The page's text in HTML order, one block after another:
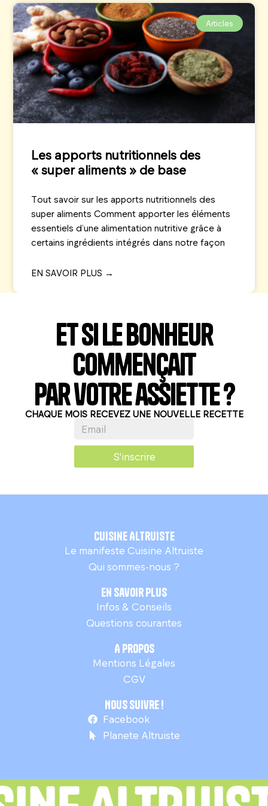
Articles
Les apports nutritionnels des
« super aliments » de base
Tout savoir sur les apports nutritionnels des
super aliments Comment apporter les éléments
essentiels d’une alimentation nutritive grâce à
certains ingrédients intégrés dans notre façon
EN SAVOIR PLUS →
Et si le bonheur
commençait
par votre assiette ?
CHAQUE MOIS RECEVEZ UNE NOUVELLE RECETTE
S'inscrire
Cuisine Altruiste
Le manifeste Cuisine Altruiste
Qui sommes-nous ?
En savoir plus
Infos & Conseils
Questions courantes
A propos
Mentions Légales
CGV
Nous suivre !
Facebook
Planete Altruiste